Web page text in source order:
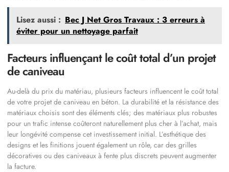
Lisez aussi : Bec J Net Gros Travaux : 3 erreurs à
éviter pour un nettoyage parfait
Facteurs influençant le coût total d’un projet
de caniveau
Au-delà du prix du matériau, plusieurs facteurs influencent le coût total
de votre projet de caniveau en béton. La durabilité et la résistance des
matériaux choisis sont des éléments clés; des matériaux plus robustes
pour un trafic intense coûteront naturellement plus cher à l’achat, mais
leur longévité compense cet investissement initial. L’esthétique des
designs et les finitions jouent également un rôle, car des grilles
décoratives ou des caniveaux à fente plus discrets peuvent augmenter
la facture.